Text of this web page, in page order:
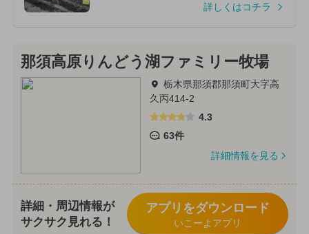
詳しくはコチラ
那須高原りんどう湖ファミリー牧場
栃木県那須郡那須町大字高
久丙414-2
4.3
63件
詳細情報を見る
詳細・周辺情報が
サクサク見れる！
アプリをダウンロード
いこーよアプリ